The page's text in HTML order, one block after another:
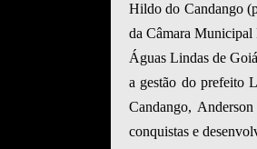
Hildo do Candango
da Câmara Municipal
Águas Lindas de
a gestão do prefeito
Candango,
conquistas e